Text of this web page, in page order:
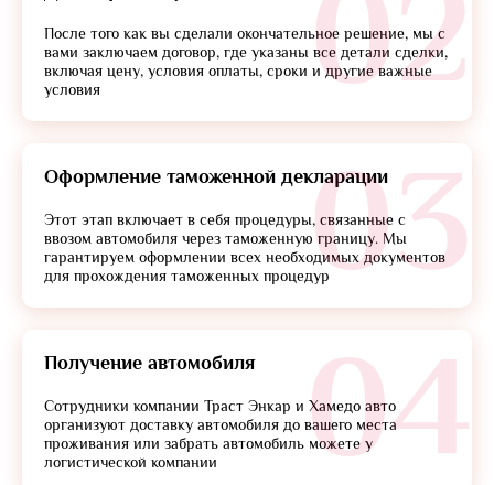
02
После того как вы сделали окончательное решение, мы с
вами заключаем договор, где указаны все детали сделки,
включая цену, условия оплаты, сроки и другие важные
условия
03
Оформление таможенной декларации
Этот этап включает в себя процедуры, связанные с
ввозом автомобиля через таможенную границу. Мы
гарантируем оформлении всех необходимых документов
для прохождения таможенных процедур
04
Получение автомобиля
Сотрудники компании Траст Энкар и Хамедо авто
организуют доставку автомобиля до вашего места
проживания или забрать автомобиль можете у
логистической компании